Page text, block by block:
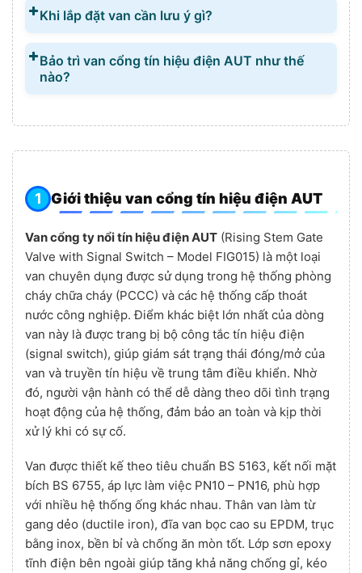
Khi lắp đặt van cần lưu ý gì?
Bảo trì van cổng tín hiệu điện AUT như thế
nào?
Giới thiệu van cổng tín hiệu điện AUT
Van cổng ty nổi tín hiệu điện AUT (Rising Stem Gate
Valve with Signal Switch – Model FIG015) là một loại
van chuyên dụng được sử dụng trong hệ thống phòng
cháy chữa cháy (PCCC) và các hệ thống cấp thoát
nước công nghiệp. Điểm khác biệt lớn nhất của dòng
van này là được trang bị bộ công tắc tín hiệu điện
(signal switch), giúp giám sát trạng thái đóng/mở của
van và truyền tín hiệu về trung tâm điều khiển. Nhờ
đó, người vận hành có thể dễ dàng theo dõi tình trạng
hoạt động của hệ thống, đảm bảo an toàn và kịp thời
xử lý khi có sự cố.
Van được thiết kế theo tiêu chuẩn BS 5163, kết nối mặt
bích BS 6755, áp lực làm việc PN10 – PN16, phù hợp
với nhiều hệ thống ống khác nhau. Thân van làm từ
gang dẻo (ductile iron), đĩa van bọc cao su EPDM, trục
bằng inox, bền bỉ và chống ăn mòn tốt. Lớp sơn epoxy
tĩnh điện bên ngoài giúp tăng khả năng chống gỉ, kéo